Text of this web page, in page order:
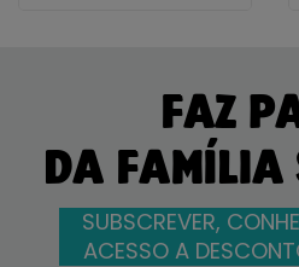
FAZ
DA FAMÍLIA
SUBSCREVER,
ACESSO A